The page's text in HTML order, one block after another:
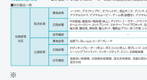
※